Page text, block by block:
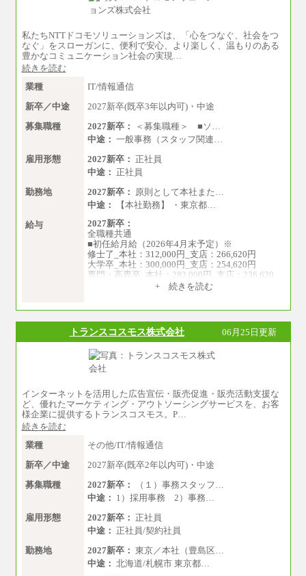
私たちNTTドコモソリューションズは、「心をつなぐ、社会をつ
なぐ」をスローガンに、便利で安心、より楽しく、温もりのある
豊かなコミュニケーション社会の実現…
続きを読む
業種
IT/情報通信
新卒／中途
2027新卒(既卒3年以内可)・中途
募集職種
2027新卒：
＜募集職種＞ ■ソ…
中途： 一般事務（スタッフ関連…
雇用形態
2027新卒： 正社員
中途： 正社員
勤務地
2027新卒： 原則として本社また…
中途：
【本社勤務】 ・東京都…
給与
2027新卒：
全職種共通
■初任給月給（2026年4月末予定）※
修士了_本社：312,000円_支店：266,620円
大学卒_本社：300,000円_支店：254,620円
専門・高専卒_本社：282,000円_支店：236,620
月給（本社）：213,030円＋諸手当
月給（支店）：164,920円～189,700円＋諸手当
※試用期間中も給与に変更はございません。
※上記はフルタイム勤務で残業ゼロの場合の標
準的な月額モデルとして掲載。
年収（本社）：330万～380万（フルタイムで標
準的なボーナス込みの金額です。上限金額は全
社平均20時間の残業込み）
年収（支店）：260万～340万（フルタイムで標
社平均20時間の残業込み）
※年1回評価に応じて昇給有り。(上限あり)
※雇用形態についての補足：事務系職務限定の
正社員となります
+ 続きを読む
トランスコスモス株式会社 06月25日更新
インターネットを活用した広告宣伝・販売促進・販売活動支援な
ど、優れたマーケティング・アウトソーシングサービスを、お客
様企業に提供するトランスコスモス。P…
続きを読む
業種
その他/IT/情報通信
新卒／中途
2027新卒(既卒2年以内可)・中途
募集職種
2027新卒：
（１）事務スタッフ…
中途： 1）採用事務 2）事務…
雇用形態
2027新卒： 正社員
中途： 正社員/契約社員
勤務地
2027新卒： 東京／本社（豊島区…
中途： 北海道/札幌市 東京都…